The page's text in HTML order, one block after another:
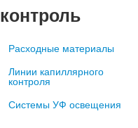
контроль
Расходные материалы
Линии капиллярного
контроля
Системы УФ освещения